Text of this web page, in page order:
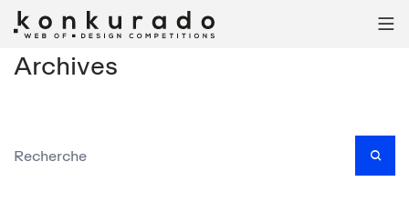

Archives
